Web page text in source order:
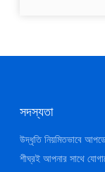
সদস্যতা
উদ্ধৃতি নিয়মিতভাবে
শীঘ্রই আপনার সাথে